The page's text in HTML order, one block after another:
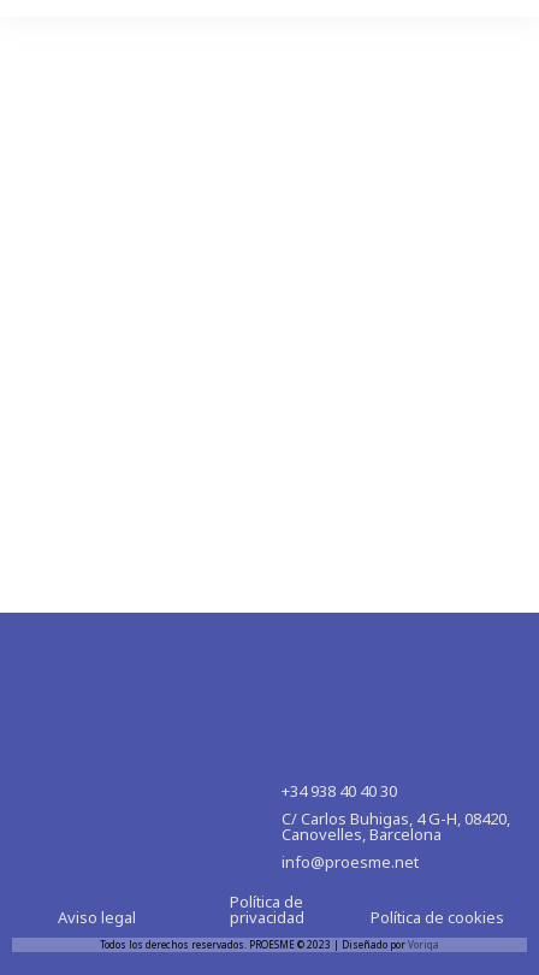
+34 938 40 40 30
C/ Carlos Buhigas, 4 G-H, 08420,
Canovelles, Barcelona
info@proesme.net
Aviso legal
Política de
privacidad Política de cookies
Todos los derechos reservados. PROESME © 2023 | Diseñado porVoriqa